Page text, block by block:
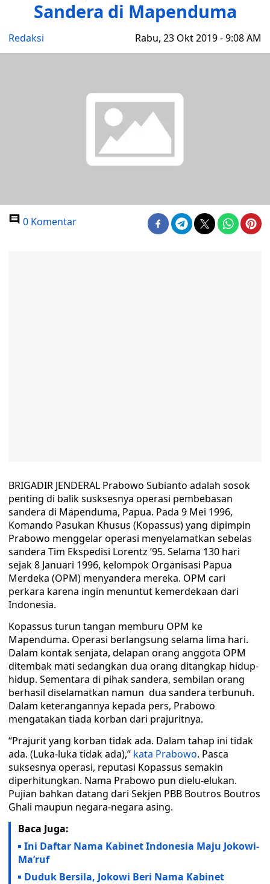
Sandera di Mapenduma
Redaksi Rabu, 23 Okt 2019 - 9:08 AM
0 Komentar
BRIGADIR JENDERAL Prabowo Subianto adalah sosok
penting di balik susksesnya operasi pembebasan
sandera di Mapenduma, Papua. Pada 9 Mei 1996,
Komando Pasukan Khusus (Kopassus) yang dipimpin
Prabowo menggelar operasi menyelamatkan sebelas
sandera Tim Ekspedisi Lorentz ’95. Selama 130 hari
sejak 8 Januari 1996, kelompok Organisasi Papua
Merdeka (OPM) menyandera mereka. OPM cari
perkara karena ingin menuntut kemerdekaan dari
Indonesia.
Kopassus turun tangan memburu OPM ke
Mapenduma. Operasi berlangsung selama lima hari.
Dalam kontak senjata, delapan orang anggota OPM
ditembak mati sedangkan dua orang ditangkap hidup-
hidup. Sementara di pihak sandera, sembilan orang
berhasil diselamatkan namun dua sandera terbunuh.
Dalam keterangannya kepada pers, Prabowo
mengatakan tiada korban dari prajuritnya.
“Prajurit yang korban tidak ada. Dalam tahap ini tidak
ada. (Luka-luka tidak ada),” kata Prabowo. Pasca
suksesnya operasi, reputasi Kopassus semakin
diperhitungkan. Nama Prabowo pun dielu-elukan.
Pujian bahkan datang dari Sekjen PBB Boutros Boutros
Ghali maupun negara-negara asing.
Baca Juga:
Ini Daftar Nama Kabinet Indonesia Maju Jokowi-
Ma’ruf
Duduk Bersila, Jokowi Beri Nama Kabinet